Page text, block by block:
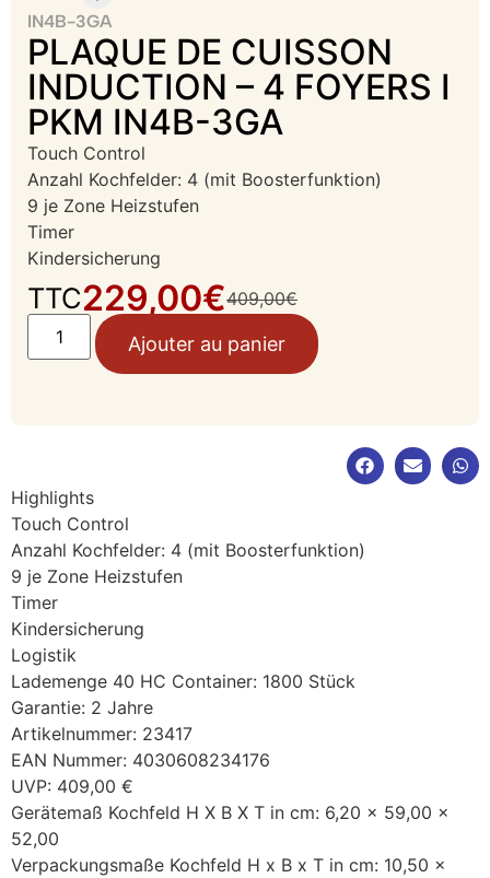
IN4B-3GA
PLAQUE DE CUISSON
INDUCTION – 4 FOYERS I
PKM IN4B-3GA
Touch Control
Anzahl Kochfelder: 4 (mit Boosterfunktion)
9 je Zone Heizstufen
Timer
Kindersicherung
409,00€
229,00€
TTC
Ajouter au panier
Highlights
Touch Control
Anzahl Kochfelder: 4 (mit Boosterfunktion)
9 je Zone Heizstufen
Timer
Kindersicherung
Logistik
Lademenge 40 HC Container: 1800 Stück
Garantie: 2 Jahre
Artikelnummer: 23417
EAN Nummer: 4030608234176
UVP: 409,00 €
Gerätemaß Kochfeld H X B X T in cm: 6,20 x 59,00 x
52,00
Verpackungsmaße Kochfeld H x B x T in cm: 10,50 x